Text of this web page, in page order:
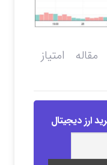
امتیاز
ارز دیجیتال